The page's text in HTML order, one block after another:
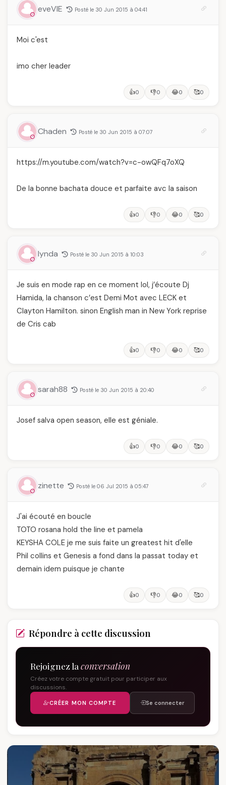
eveVIE Posté le 30 Jun 2015 à 04:41
Moi c'est
imo cher leader
👍0 👎0 😂0 🥰0
Chaden Posté le 30 Jun 2015 à 07:07
https://m.youtube.com/watch?v=c-owQFq7oXQ
De la bonne bachata douce et parfaite avc la saison
👍0 👎0 😂0 🥰0
lynda Posté le 30 Jun 2015 à 10:03
Je suis en mode rap en ce moment lol, j’écoute Dj
Hamida, la chanson c’est Demi Mot avec LECK et
Clayton Hamilton. sinon English man in New York reprise
de Cris cab
👍0 👎0 😂0 🥰0
sarah88 Posté le 30 Jun 2015 à 20:40
Josef salva open season, elle est géniale.
👍0 👎0 😂0 🥰0
zinette Posté le 06 Jul 2015 à 05:47
J'ai écouté en boucle
TOTO rosana hold the line et pamela
KEYSHA COLE je me suis faite un greatest hit d'elle
Phil collins et Genesis a fond dans la passat today et
demain idem puisque je chante
👍0 👎0 😂0 🥰0
Répondre à cette discussion
Rejoignez la conversation
Créez votre compte gratuit pour participer aux
discussions.
CRÉER MON COMPTE Se connecter